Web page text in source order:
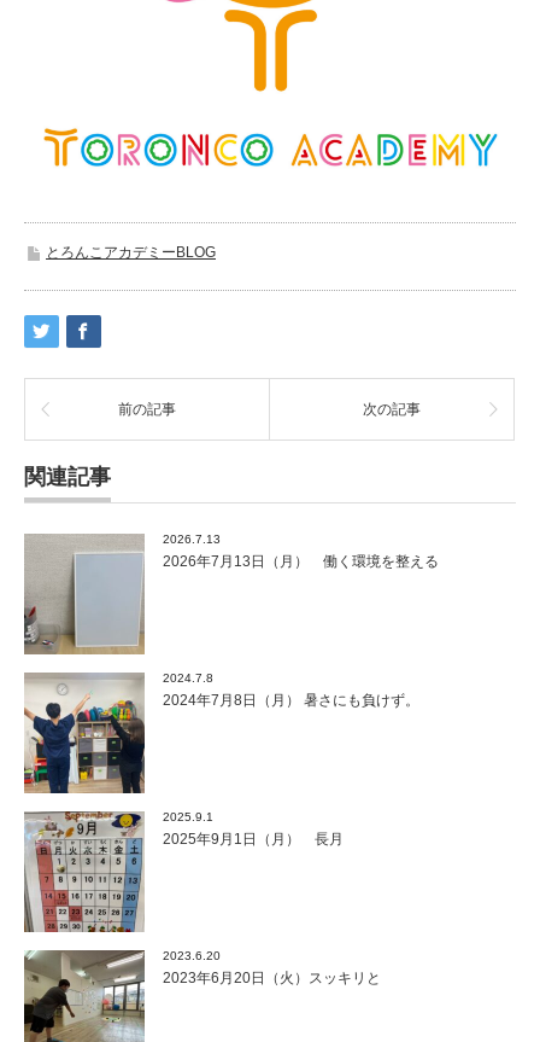
とろんこアカデミーBLOG
前の記事 次の記事
関連記事
2026.7.13
2026年7月13日（月） 働く環境を整える
2024.7.8
2024年7月8日（月） 暑さにも負けず。
2025.9.1
2025年9月1日（月） 長月
2023.6.20
2023年6月20日（火）スッキリと